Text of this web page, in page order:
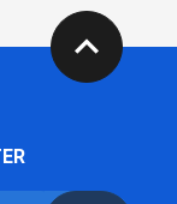
expand_less